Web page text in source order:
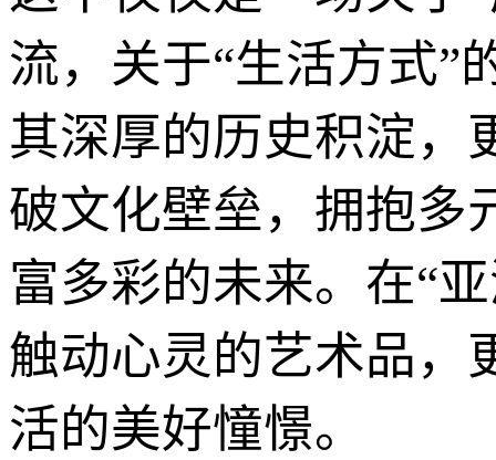
流，关于“生活方式”
其深厚的历史积淀，
破文化壁垒，拥抱多
富多彩的未来。在“
触动心灵的艺术品，
活的美好憧憬。